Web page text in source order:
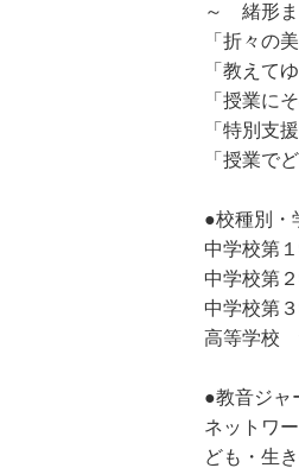
～ 緒形ま
「折々の
「教えて
「授業に
「特別支
「授業で
●校種別・
中学校第
中学校第
中学校第
高等学校
●教音ジャ
ネットワ
ども・生